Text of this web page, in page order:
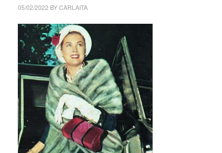
05/02/2022 BYCARLAITA